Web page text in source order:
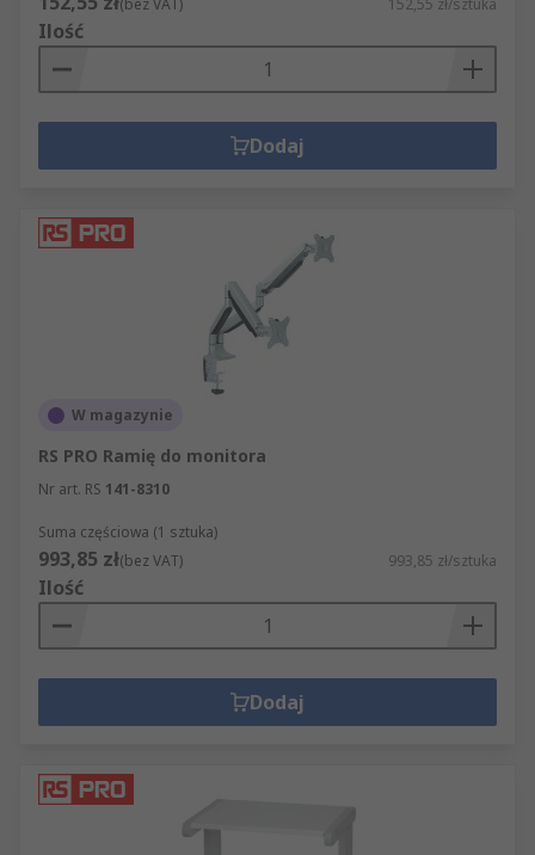
(bez VAT) 152,55 zł/sztuka
Ilość
Dodaj
W magazynie
RS PRO Ramię do monitora
Nr art. RS 141-8310
Suma częściowa (1 sztuka)
993,85 zł(bez VAT) 993,85 zł/sztuka
Ilość
Dodaj